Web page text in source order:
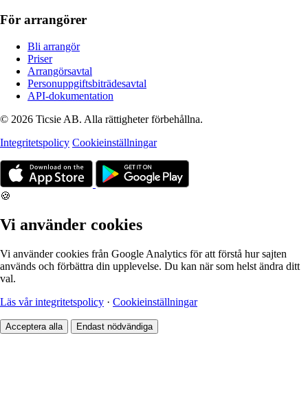
För arrangörer
Bli arrangör
Priser
Arrangörsavtal
Personuppgiftsbiträdesavtal
API-dokumentation
© 2026 Ticsie AB. Alla rättigheter förbehållna.
Integritetspolicy Cookieinställningar
🍪
Vi använder cookies
Vi använder cookies från Google Analytics för att förstå hur sajten
används och förbättra din upplevelse. Du kan när som helst ändra ditt
val.
Läs vår integritetspolicy · Cookieinställningar
Acceptera alla Endast nödvändiga